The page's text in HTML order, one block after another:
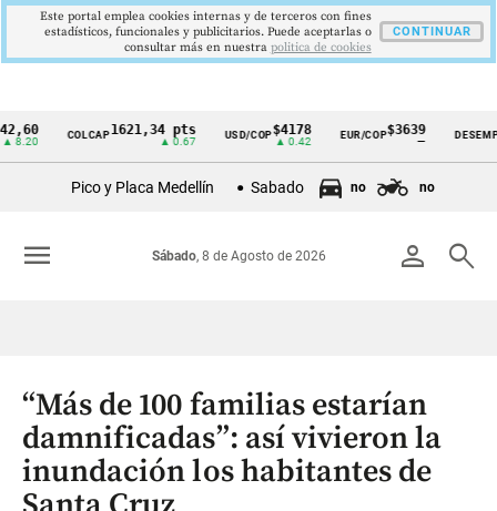
Cintillo
Colombia
COLCAP1621,34 pts USD/COP$4178
▲ 0.42
EUR/COP$3639
—
DESEMPLEO
▼
Pico y Placa Medellín Sabado no no
person search
Sábado, 8 de Agosto de 2026
menu
“Más de 100 familias estarían
damnificadas”: así vivieron la
inundación los habitantes de
Este portal emplea cookies internas y de terceros con fines
estadísticos, funcionales y publicitarios. Puede aceptarlas o
consultar más en nuestra politica de cookies
CONTINUAR